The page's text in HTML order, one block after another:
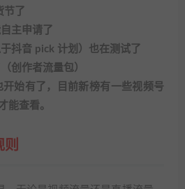
节了
主申请了
抖音 pick 计划）也在测试了
创作者流量包）
始有了，目前新榜有一些视频号
能查看。